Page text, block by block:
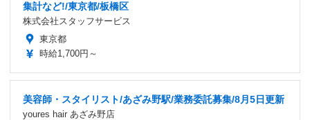
集計など!/東京都/板橋区
株式会社スタッフサービス
東京都
時給1,700円～
美容師・スタイリスト/あざみ野駅/業務委託募集/8月5日更新
youres hair あざみ野店